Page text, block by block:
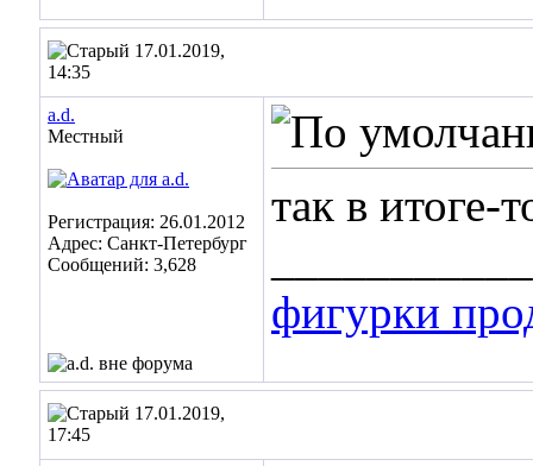
17.01.2019,
14:35
a.d.
Местный
Регистрация: 26.01.2012
Адрес: Санкт-Петербург
Сообщений: 3,628
так в итоге-
фигурки
17.01.2019,
17:45